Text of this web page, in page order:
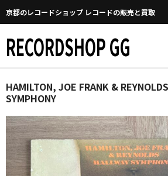
京都のレコードショップ レコードの販売と買取
RECORDSHOP GG
Home
GGについて
買取について
HAMILTON, JOE FRANK &
SYMPHONY